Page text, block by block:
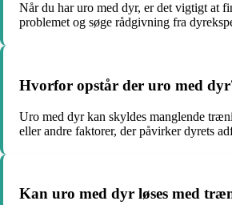
Når du har uro med dyr, er det vigtigt at
problemet og søge rådgivning fra
Hvorfor opstår der uro med
Uro med dyr kan skyldes manglende
eller andre faktorer, der påvirker dyrets
Kan uro med dyr løses med